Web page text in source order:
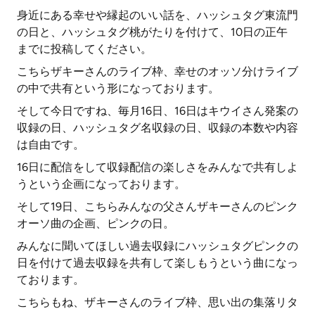
身近にある幸せや縁起のいい話を、ハッシュタグ東流門
の日と、ハッシュタグ桃がたりを付けて、10日の正午
までに投稿してください。
こちらザキーさんのライブ枠、幸せのオッソ分けライブ
の中で共有という形になっております。
そして今日ですね、毎月16日、16日はキウイさん発案の
収録の日、ハッシュタグ名収録の日、収録の本数や内容
は自由です。
16日に配信をして収録配信の楽しさをみんなで共有しよ
うという企画になっております。
そして19日、こちらみんなの父さんザキーさんのピンク
オーソ曲の企画、ピンクの日。
みんなに聞いてほしい過去収録にハッシュタグピンクの
日を付けて過去収録を共有して楽しもうという曲になっ
ております。
こちらもね、ザキーさんのライブ枠、思い出の集落リタ